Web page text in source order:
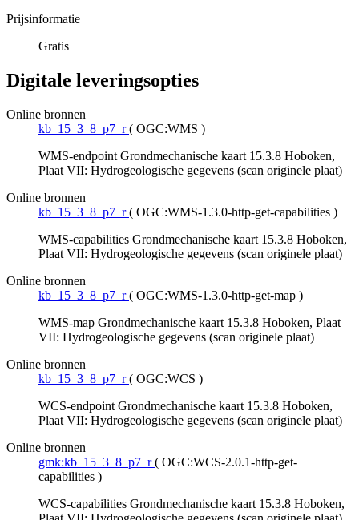
Prijsinformatie
Gratis
Digitale leveringsopties
Online bronnen
kb_15_3_8_p7_r ( OGC:WMS )
WMS-endpoint Grondmechanische kaart 15.3.8 Hoboken,
Plaat VII: Hydrogeologische gegevens (scan originele plaat)
Online bronnen
kb_15_3_8_p7_r ( OGC:WMS-1.3.0-http-get-capabilities )
WMS-capabilities Grondmechanische kaart 15.3.8 Hoboken,
Plaat VII: Hydrogeologische gegevens (scan originele plaat)
Online bronnen
kb_15_3_8_p7_r ( OGC:WMS-1.3.0-http-get-map )
WMS-map Grondmechanische kaart 15.3.8 Hoboken, Plaat
VII: Hydrogeologische gegevens (scan originele plaat)
Online bronnen
kb_15_3_8_p7_r ( OGC:WCS )
WCS-endpoint Grondmechanische kaart 15.3.8 Hoboken,
Plaat VII: Hydrogeologische gegevens (scan originele plaat)
Online bronnen
gmk:kb_15_3_8_p7_r ( OGC:WCS-2.0.1-http-get-
capabilities )
WCS-capabilities Grondmechanische kaart 15.3.8 Hoboken,